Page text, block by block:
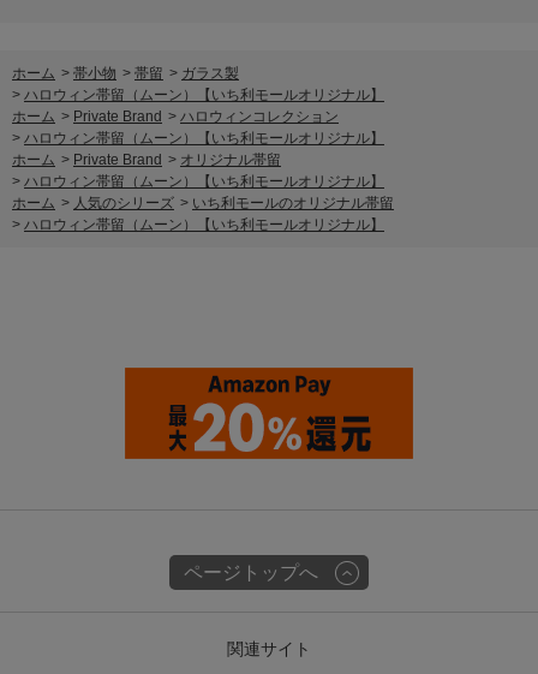
ホーム > 帯小物 > 帯留 > ガラス製
> ハロウィン帯留（ムーン）【いち利モールオリジナル】
ホーム > Private Brand > ハロウィンコレクション
> ハロウィン帯留（ムーン）【いち利モールオリジナル】
ホーム > Private Brand > オリジナル帯留
> ハロウィン帯留（ムーン）【いち利モールオリジナル】
ホーム > 人気のシリーズ > いち利モールのオリジナル帯留
> ハロウィン帯留（ムーン）【いち利モールオリジナル】
ページトップへ
関連サイト